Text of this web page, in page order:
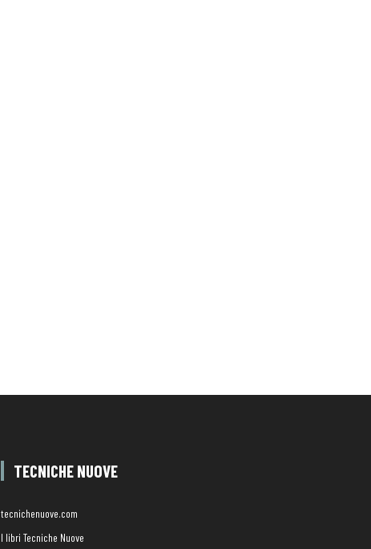
TECNICHE NUOVE
tecnichenuove.com
I libri Tecniche Nuove